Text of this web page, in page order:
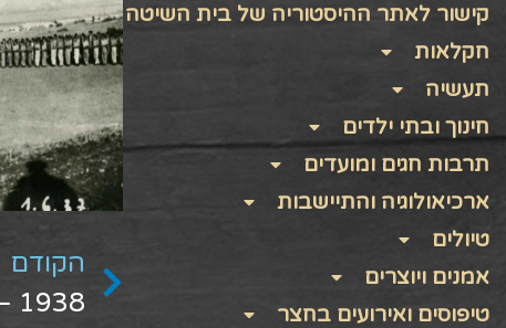
קישור לאתר ההיסטוריה של בית השיטה
חקלאות
תעשיה
חינוך ובתי ילדים
תרבות חגים ומועדים
ארכיאולוגיה והתיישבות
טיולים
אמנים ויוצרים
טיפוסים ואירועים בחצר
הקודם
1938 – 1477462